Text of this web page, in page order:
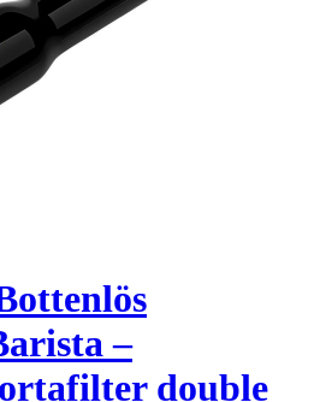
–
double